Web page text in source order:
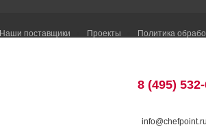
Наши поставщики Проекты Политика
8 (495)